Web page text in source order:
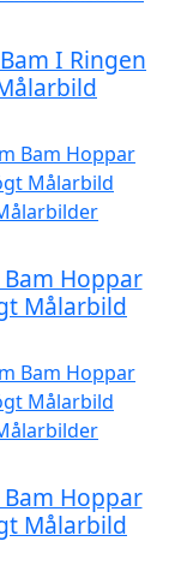
I Ringen
Bam Hoppar
Målarbild
Bam Hoppar
Målarbild